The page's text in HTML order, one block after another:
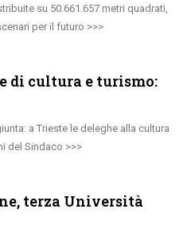
su 50.661.657 metri quadrati,
per il futuro
di cultura e turismo:
a Trieste le deleghe alla cultura
del Sindaco
terza Università